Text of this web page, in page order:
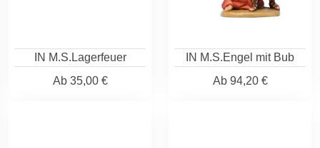
IN M.S.Lagerfeuer
Ab35,00 €
IN M.S.Engel mit Bub
Ab94,20 €